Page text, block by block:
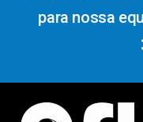
para nossa